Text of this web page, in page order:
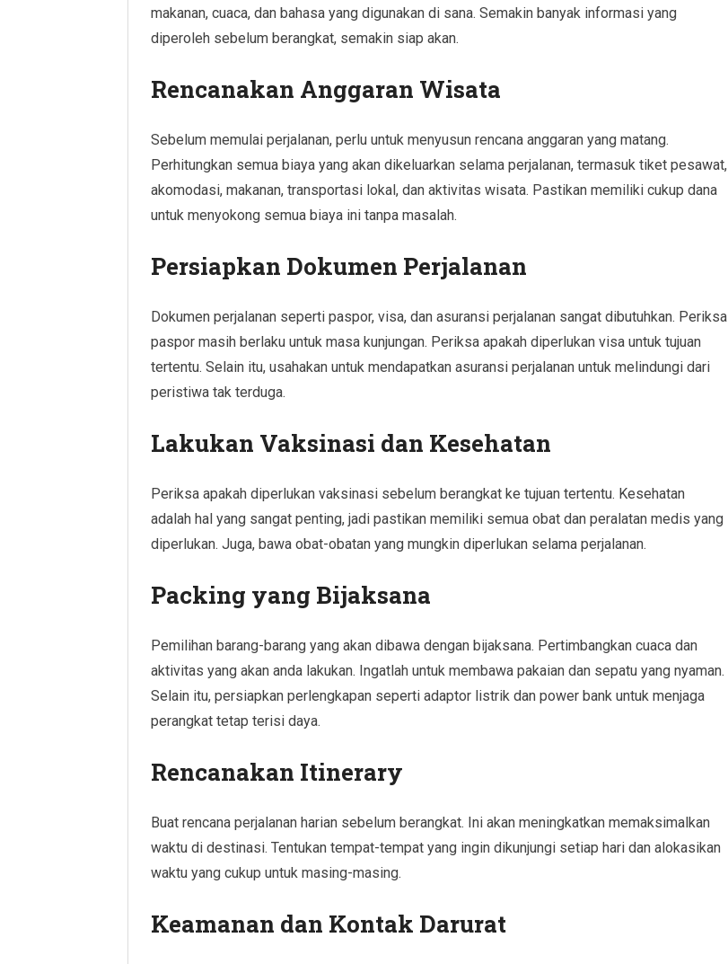
makanan, cuaca, dan bahasa yang digunakan di sana. Semakin banyak informasi yang
diperoleh sebelum berangkat, semakin siap akan.
Rencanakan Anggaran Wisata
Sebelum memulai perjalanan, perlu untuk menyusun rencana anggaran yang matang.
Perhitungkan semua biaya yang akan dikeluarkan selama perjalanan, termasuk tiket pesawat,
akomodasi, makanan, transportasi lokal, dan aktivitas wisata. Pastikan memiliki cukup dana
untuk menyokong semua biaya ini tanpa masalah.
Persiapkan Dokumen Perjalanan
Dokumen perjalanan seperti paspor, visa, dan asuransi perjalanan sangat dibutuhkan. Periksa
paspor masih berlaku untuk masa kunjungan. Periksa apakah diperlukan visa untuk tujuan
tertentu. Selain itu, usahakan untuk mendapatkan asuransi perjalanan untuk melindungi dari
peristiwa tak terduga.
Lakukan Vaksinasi dan Kesehatan
Periksa apakah diperlukan vaksinasi sebelum berangkat ke tujuan tertentu. Kesehatan
adalah hal yang sangat penting, jadi pastikan memiliki semua obat dan peralatan medis yang
diperlukan. Juga, bawa obat-obatan yang mungkin diperlukan selama perjalanan.
Packing yang Bijaksana
Pemilihan barang-barang yang akan dibawa dengan bijaksana. Pertimbangkan cuaca dan
aktivitas yang akan anda lakukan. Ingatlah untuk membawa pakaian dan sepatu yang nyaman.
Selain itu, persiapkan perlengkapan seperti adaptor listrik dan power bank untuk menjaga
perangkat tetap terisi daya.
Rencanakan Itinerary
Buat rencana perjalanan harian sebelum berangkat. Ini akan meningkatkan memaksimalkan
waktu di destinasi. Tentukan tempat-tempat yang ingin dikunjungi setiap hari dan alokasikan
waktu yang cukup untuk masing-masing.
Keamanan dan Kontak Darurat